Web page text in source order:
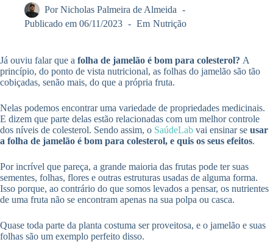
Por Nicholas Palmeira de Almeida
Publicado em 06/11/2023 Em Nutrição
Já ouviu falar que a folha de jamelão é bom para colesterol? A
princípio, do ponto de vista nutricional, as folhas do jamelão são tão
cobiçadas, senão mais, do que a própria fruta.
Nelas podemos encontrar uma variedade de propriedades medicinais.
E dizem que parte delas estão relacionadas com um melhor controle
dos níveis de colesterol. Sendo assim, o SaúdeLab vai ensinar se usar
a folha de jamelão é bom para colesterol, e quis os seus efeitos.
Por incrível que pareça, a grande maioria das frutas pode ter suas
sementes, folhas, flores e outras estruturas usadas de alguma forma.
Isso porque, ao contrário do que somos levados a pensar, os nutrientes
de uma fruta não se encontram apenas na sua polpa ou casca.
Quase toda parte da planta costuma ser proveitosa, e o jamelão e suas
folhas são um exemplo perfeito disso.